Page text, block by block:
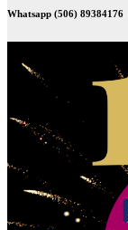
Whatsapp (506) 89384176